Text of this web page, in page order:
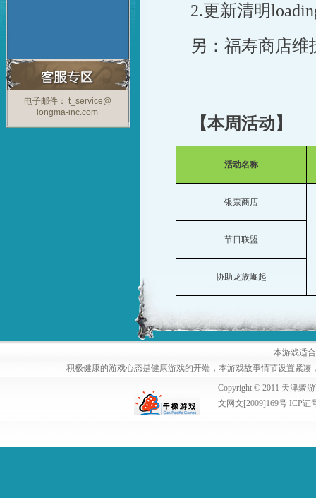
电子邮件： t_service@
longma-inc.com
2.更新清明
另：福寿商店维
【本周活动】
活动名称
银票商店
节日联盟
协助龙族崛起
本游戏适
积极健康的游戏心态是健康游戏的开端，本游戏故事情节设置紧
Copyright © 2011 天津聚
文网文[2009]169号 ICP证